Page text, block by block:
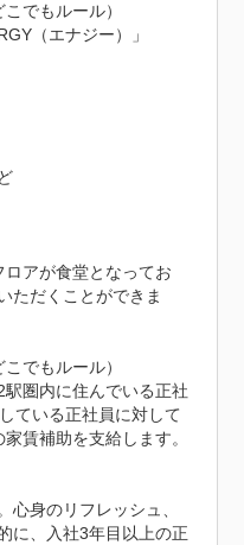
でもルール）
（エナジー）」
アが食堂となってお
ただくことができま
でもルール）
圏内に住んでいる正社
ている正社員に対して
賃補助を支給します。
心身のリフレッシュ、
に、入社3年目以上の正